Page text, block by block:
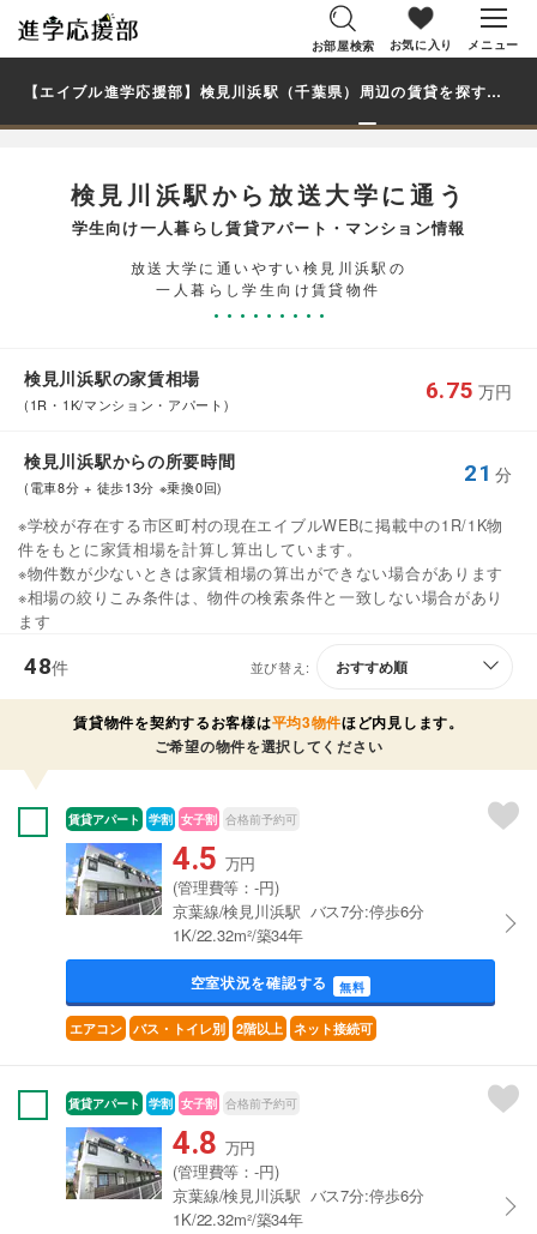
お部屋検索 お気に入り メニュー
【エイブル進学応援部】検見川浜駅（千葉県）周辺の賃貸を探す｜放送大学学生・大学生の一人暮らし向け賃貸マンション・アパート
検見川浜駅から放送大学に通う
学生向け一人暮らし賃貸アパート・マンション情報
放送大学に通いやすい検見川浜駅の
一人暮らし学生向け賃貸物件
検見川浜駅の家賃相場
(1R・1K/マンション・アパート)
6.75 万円
検見川浜駅からの所要時間
(電車8分 + 徒歩13分 ※乗換0回)
21 分
※学校が存在する市区町村の現在エイブルWEBに掲載中の1R/1K物
件をもとに家賃相場を計算し算出しています。
※物件数が少ないときは家賃相場の算出ができない場合があります
※相場の絞りこみ条件は、物件の検索条件と一致しない場合があり
ます
48件 並び替え:
賃貸物件を契約するお客様は平均3物件ほど内見します。
ご希望の物件を選択してください
賃貸アパート 学割 女子割 合格前予約可
4.5 万円
(管理費等：-円)
京葉線/検見川浜駅 バス7分:停歩6分
1K/22.32m²/築34年
空室状況を確認する 無料
エアコン バス・トイレ別 2階以上 ネット接続可
賃貸アパート 学割 女子割 合格前予約可
4.8 万円
(管理費等：-円)
京葉線/検見川浜駅 バス7分:停歩6分
1K/22.32m²/築34年